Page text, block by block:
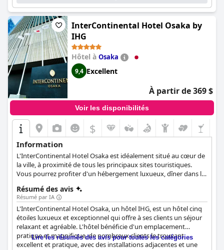
InterContinental Hotel Osaka by
IHG
Hôtel à Osaka
9,4 Excellent
À partir de 369 $
Voir les disponibilités
$
Information
L'InterContinental Hotel Osaka est idéalement situé au cœur de
la ville, à proximité de tous les principaux sites touristiques.
Vous pourrez profiter d'un hébergement luxueux, dîner dans le
traditionnels de l'hôtel.
Résumé des avis
Résumé par IA
L'InterContinental Hotel Osaka, un hôtel IHG, est un hôtel cinq
étoiles luxueux et exceptionnel qui offre à ses clients un séjour
relaxant et agréable. L'hôtel bénéficie d'un emplacement
pratique et magnifique, de nombreux clients le trouvant
excellent et pratique, avec des installations adjacentes et une
Lire les résumés des avis pour toutes les catégories